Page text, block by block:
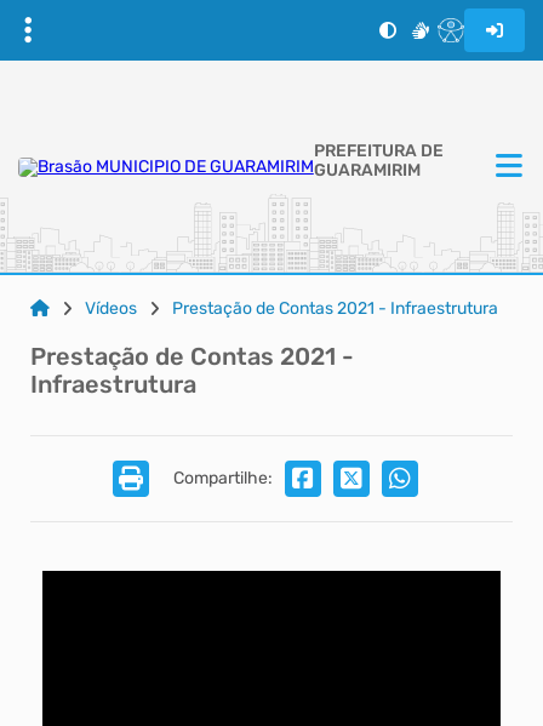
PREFEITURA DE
GUARAMIRIM
Vídeos Prestação de Contas 2021 - Infraestrutura
Prestação de Contas 2021 -
Infraestrutura
Compartilhe: